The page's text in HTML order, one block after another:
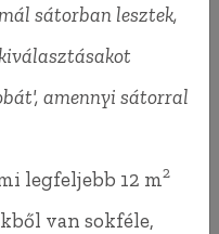
sátorban lesztek,
amennyi sátorral
legfeljebb 12 m2
van sokféle,